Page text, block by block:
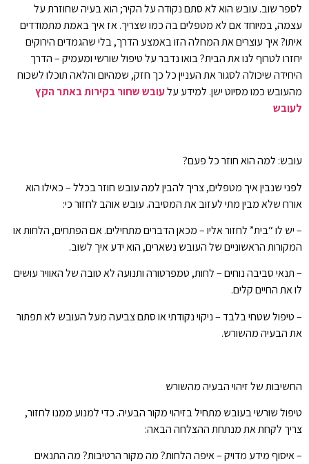
לספר שוב. עובש הוא לא סתם נקודה על הקיר; הוא בעיה שחוזרת על
עצמה, במיוחד אם לא מטפלים בה כמו שצריך. אז איך באמת מתמודדים
איתו? איך עוצרים את המחלה הזו באמצע הדרך, בלי שהגמדים הירוקים
יחזרו לטרוף לנו את הבית? בואו נדבר על טיפול שורשי ומעמיק – הדרך
היחידה שיכולה לסגור את העניין כל כך חזק, שמהיום והלאה תוכלו לשכוח
מהעובש כמו מסיוט ישן. למידע עלעובש שחור בקירות באתר הקץ
לעובש
עובש: למה הוא חוזר כל פעם?
לפני שנבין איך מטפלים, צריך להבין למה עובש חוזר בכלל – כאילו הוא
אורח שלא מבין מתי לעזוב את המסיבה. עובש אוהב לחזור כי:
– יש לו “בית” לחזור אליו – מכאן הדברים מתחילים. אם הפתחים, הלחות או
המקורות הראשוניים של העובש נשארים, הוא ידע איך לשוב.
– תנאי סביבה נוחים – לחות, טמפרטורה ותנועה לא טובה של האוויר עושים
לו את החיים קלים.
– טיפול שטחי בלבד – ניקוי נקודתי או סתם צביעה מעל העובש לא תפתור
את הבעיה מהשורש.
החשיבות של זיהוי הבעיה מהשורש
טיפול שורשי בעובש מתחיל בזיהוי מקור הבעיה. כדי למנוע ממנו לחזור,
צריך לקחת את מנתחת ההצלחה הבאה:
– איסוף מידע מדויק – איפה הלחות? מה מקור הרטיבות? מה התנאים